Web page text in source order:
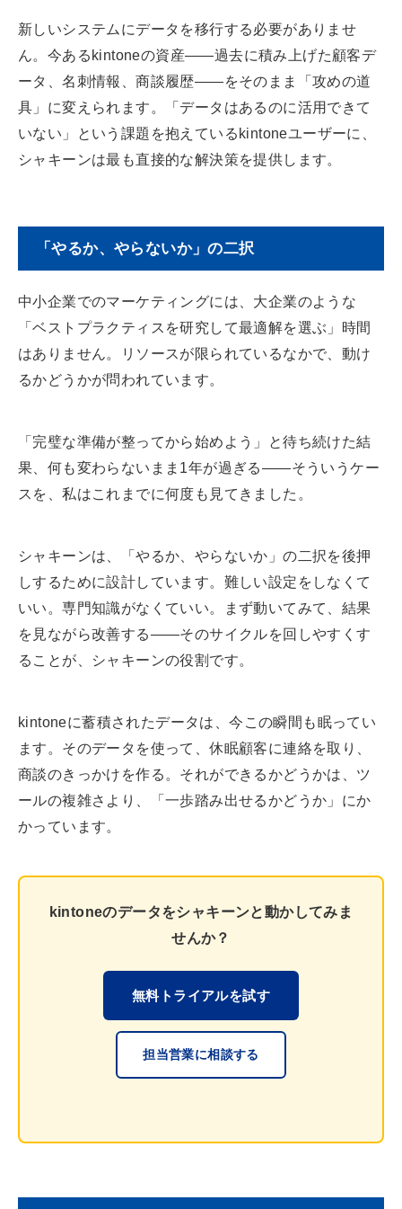
新しいシステムにデータを移行する必要がありませ
ん。今あるkintoneの資産——過去に積み上げた顧客デ
ータ、名刺情報、商談履歴——をそのまま「攻めの道
具」に変えられます。「データはあるのに活用できて
いない」という課題を抱えているkintoneユーザーに、
シャキーンは最も直接的な解決策を提供します。
「やるか、やらないか」の二択
中小企業でのマーケティングには、大企業のような
「ベストプラクティスを研究して最適解を選ぶ」時間
はありません。リソースが限られているなかで、動け
るかどうかが問われています。
「完璧な準備が整ってから始めよう」と待ち続けた結
果、何も変わらないまま1年が過ぎる——そういうケー
スを、私はこれまでに何度も見てきました。
シャキーンは、「やるか、やらないか」の二択を後押
しするために設計しています。難しい設定をしなくて
いい。専門知識がなくていい。まず動いてみて、結果
を見ながら改善する——そのサイクルを回しやすくす
ることが、シャキーンの役割です。
kintoneに蓄積されたデータは、今この瞬間も眠ってい
ます。そのデータを使って、休眠顧客に連絡を取り、
商談のきっかけを作る。それができるかどうかは、ツ
ールの複雑さより、「一歩踏み出せるかどうか」にか
かっています。
kintoneのデータをシャキーンと動かしてみま
せんか？
無料トライアルを試す
担当営業に相談する